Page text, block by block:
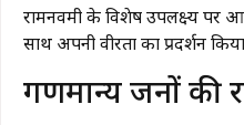
रामनवमी के विशेष उपलक्ष्य पर
साथ अपनी वीरता का प्रदर्शन
​गणमान्य जनों की